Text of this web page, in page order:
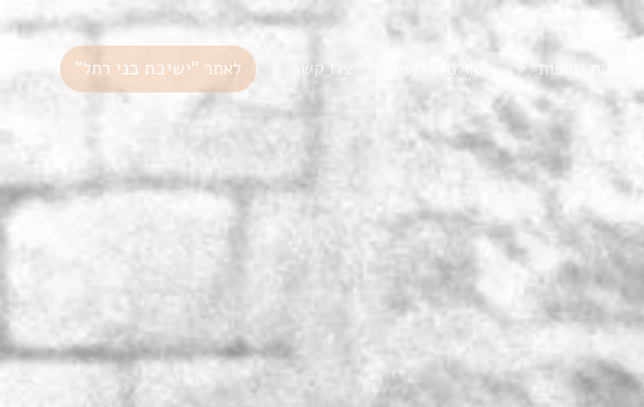
פעילויות נוספות אולם אירועים צרו קשר לאתר "ישיבת בני רחל"